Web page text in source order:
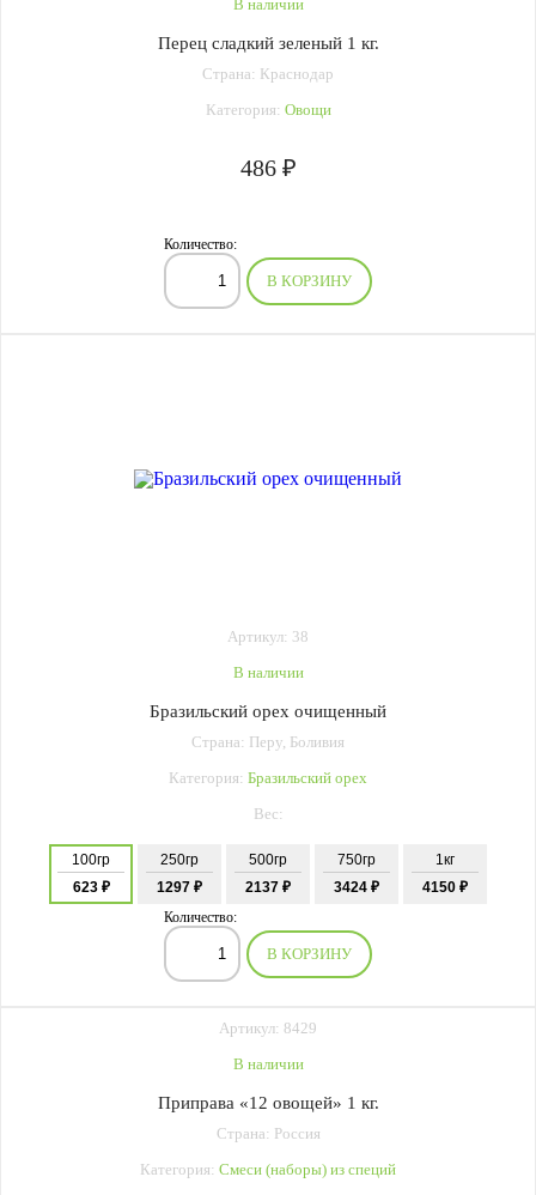
В наличии
Перец сладкий зеленый 1 кг.
Страна: Краснодар
Категория: Овощи
486 ₽
Количество:
В КОРЗИНУ
Артикул: 38
В наличии
Бразильский орех очищенный
Страна: Перу, Боливия
Категория: Бразильский орех
Вес:
100гр
623 ₽
250гр
1297 ₽
500гр
2137 ₽
750гр
3424 ₽
1кг
4150 ₽
Количество:
В КОРЗИНУ
Артикул: 8429
В наличии
Приправа «12 овощей» 1 кг.
Страна: Россия
Категория: Смеси (наборы) из специй